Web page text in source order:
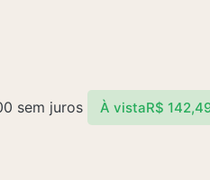
sem juros À vistaR$